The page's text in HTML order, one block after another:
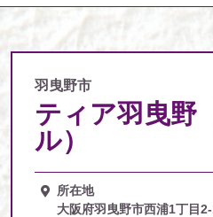
羽曳野市
ティア羽曳野
ル）
所在地
大阪府羽曳野市西浦1丁目